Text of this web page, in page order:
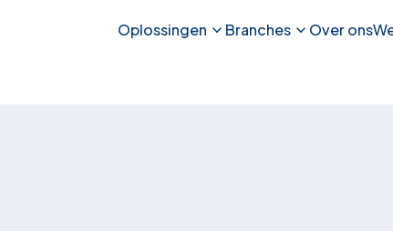
Oplossingen Branches Over ons